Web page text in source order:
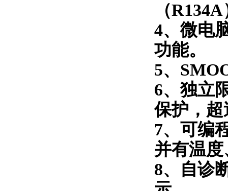
（R134A
4、微电
功能。
5、
6、独立
保护，
7、 可编
并有温
8、自诊